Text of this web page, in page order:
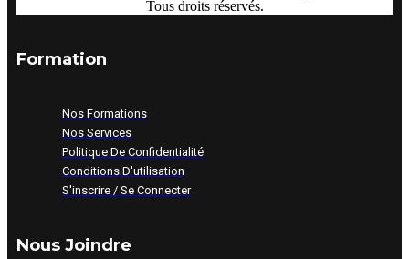
Tous droits réservés.
Formation
Nos Formations
Nos Services
Politique De Confidentialité
Conditions D'utilisation
S'inscrire / Se Connecter
Nous Joindre